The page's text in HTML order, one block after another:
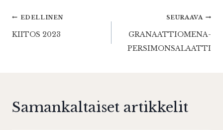
Artikkelien
selaus
EDELLINEN
KIITOS 2023
SEURAAVA
GRANAATTIOMENA-
PERSIMONSALAATTI
Samankaltaiset artikkelit